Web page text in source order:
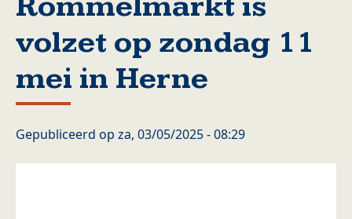
volzet op zondag 11
mei in Herne
Gepubliceerd op za, 03/05/2025 - 08:29